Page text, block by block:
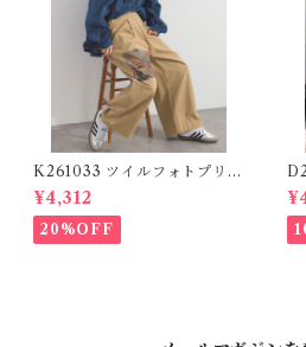
K261033 ツイルフォトプリン
トイージーテーパードパンツ /
Twill Photo Print Easy Tap
ered Pants
¥4,312
20%OFF